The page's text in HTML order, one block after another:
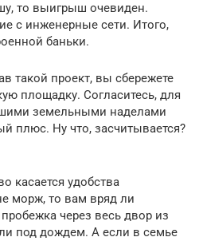
то выигрыш очевиден.
с инженерные сети. Итого,
баньки.
такой проект, вы сбережете
площадку. Согласитесь, для
земельными наделами
плюс. Ну что, засчитывается?
касается удобства
морж, то вам вряд ли
через весь двор из
под дождем. А если в семье